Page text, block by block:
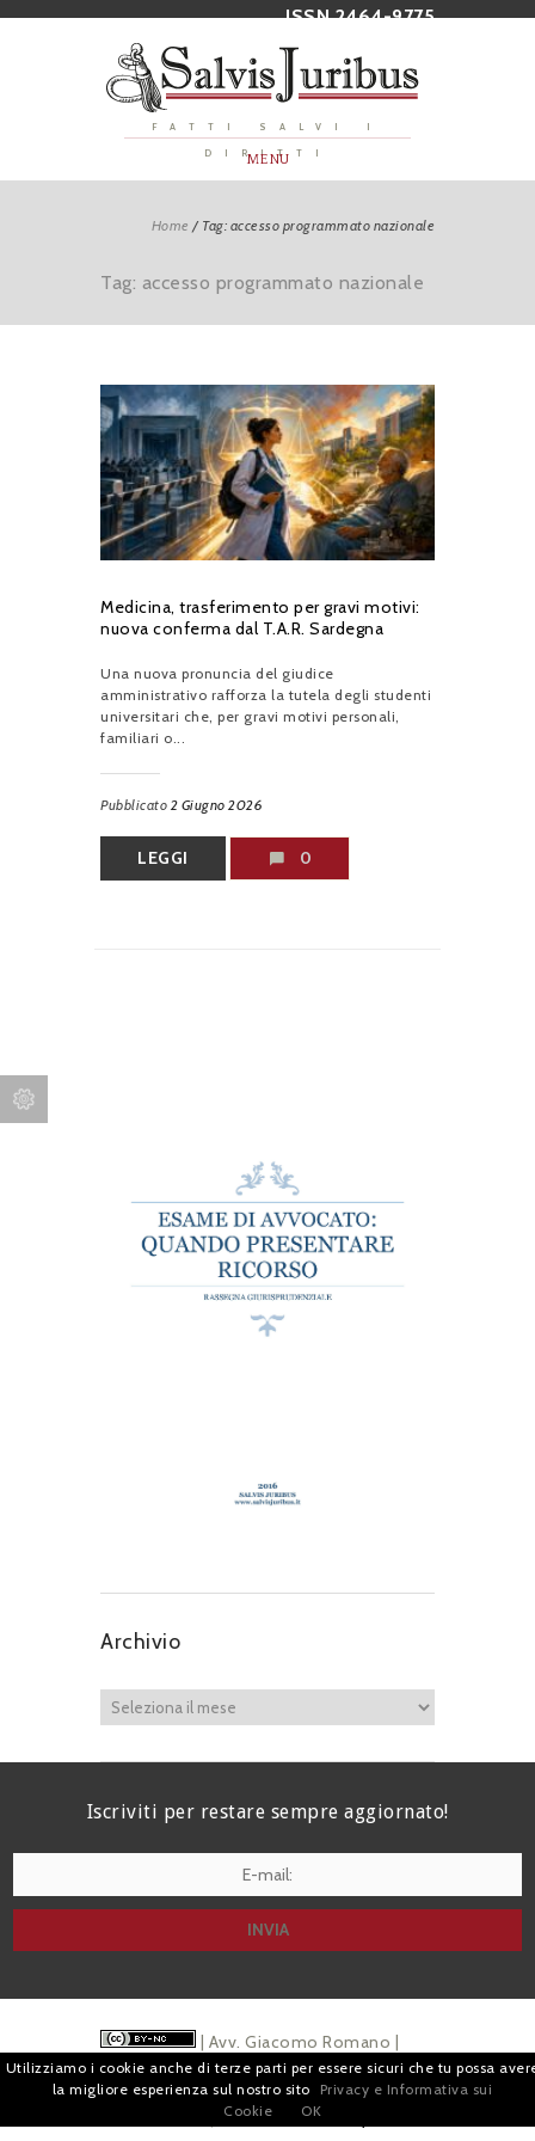
ISSN 2464-9775
FATTI SALVI I
DIRITTI
MENU
Home / Tag: accesso programmato nazionale
Tag: accesso programmato nazionale
Medicina, trasferimento per gravi motivi:
nuova conferma dal T.A.R. Sardegna
Una nuova pronuncia del giudice
amministrativo rafforza la tutela degli studenti
universitari che, per gravi motivi personali,
familiari o...
Pubblicato 2 Giugno 2026
LEGGI 0
Archivio
Iscriviti per restare sempre aggiornato!
| Avv. Giacomo Romano |
Piazza di Campitelli, 2 - 00186 Roma | P.I.
Pubblicità ePrivacy
Utilizziamo i cookie anche di terze parti per essere sicuri che tu possa
la migliore esperienza sul nostro sito
Privacy e Informativa sui
Cookie
OK